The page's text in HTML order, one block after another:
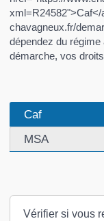
chavagneux.fr/
dépendez du
démarche, vos
Caf
MSA
Vérifier si vous